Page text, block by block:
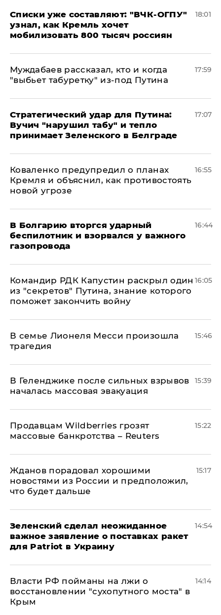
Списки уже составляют: "ВЧК-ОГПУ"
узнал, как Кремль хочет
мобилизовать 800 тысяч россиян
18:01
Муждабаев рассказал, кто и когда
"выбьет табуретку" из-под Путина
17:59
Стратегический удар для Путина:
Вучич "нарушил табу" и тепло
принимает Зеленского в Белграде
17:07
Коваленко предупредил о планах
Кремля и объяснил, как противостоять
новой угрозе
16:55
В Болгарию вторгся ударный
беспилотник и взорвался у важного
газопровода
16:44
Командир РДК Капустин раскрыл один
из "секретов" Путина, знание которого
поможет закончить войну
16:05
В семье Лионеля Месси произошла
трагедия
15:46
В Геленджике после сильных взрывов
началась массовая эвакуация
15:39
Продавцам Wildberries грозят
массовые банкротства – Reuters
15:22
Жданов порадовал хорошими
новостями из России и предположил,
что будет дальше
15:17
Зеленский сделал неожиданное
важное заявление о поставках ракет
для Patriot в Украину
14:54
Власти РФ пойманы на лжи о
восстановлении "сухопутного моста" в
Крым
14:14